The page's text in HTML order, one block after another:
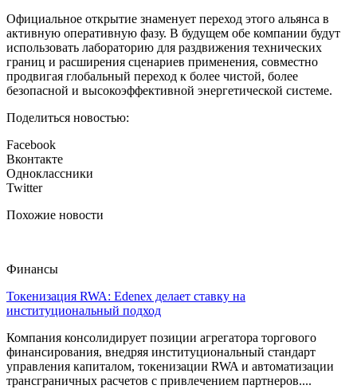
Официальное открытие знаменует переход этого альянса в
активную оперативную фазу. В будущем обе компании будут
использовать лабораторию для раздвижения технических
границ и расширения сценариев применения, совместно
продвигая глобальный переход к более чистой, более
безопасной и высокоэффективной энергетической системе.
Поделиться новостью:
Facebook
Вконтакте
Одноклассники
Twitter
Похожие новости
Финансы
Токенизация RWA: Edenex делает ставку на
институциональный подход
Компания консолидирует позиции агрегатора торгового
финансирования, внедряя институциональный стандарт
управления капиталом, токенизации RWA и автоматизации
трансграничных расчетов с привлечением партнеров....